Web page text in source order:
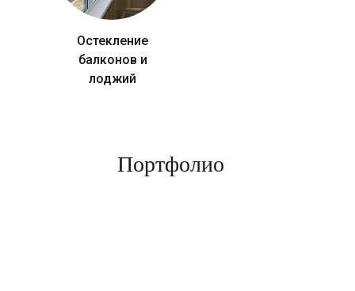
Остекление
балконов и
лоджий
Портфолио